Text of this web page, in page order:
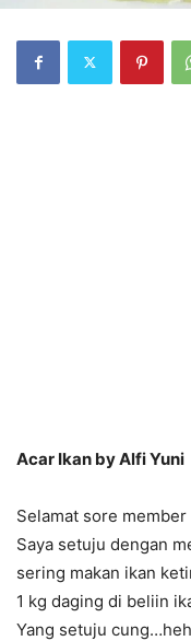
Acar Ikan by Alfi Yuni
Selamat sore member
Saya setuju dengan
sering makan ikan
1 kg daging di beliin
Yang setuju